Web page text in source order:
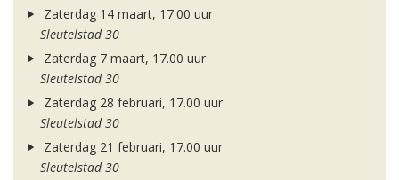
Zaterdag 14 maart, 17.00 uur
Sleutelstad 30
Zaterdag 7 maart, 17.00 uur
Sleutelstad 30
Zaterdag 28 februari, 17.00 uur
Sleutelstad 30
Zaterdag 21 februari, 17.00 uur
Sleutelstad 30